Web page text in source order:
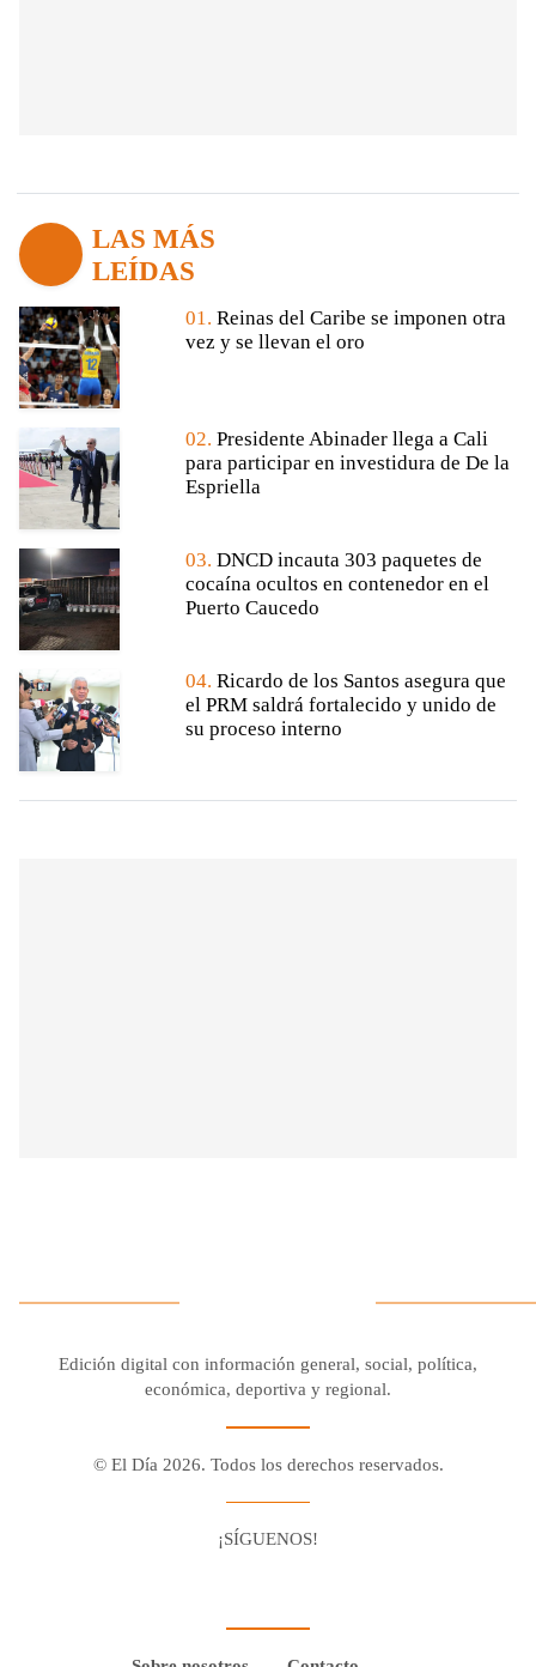
LAS MÁS
LEÍDAS
01. Reinas del Caribe se imponen otra
vez y se llevan el oro
02. Presidente Abinader llega a Cali
para participar en investidura de De la
Espriella
03. DNCD incauta 303 paquetes de
cocaína ocultos en contenedor en el
Puerto Caucedo
04. Ricardo de los Santos asegura que
el PRM saldrá fortalecido y unido de
su proceso interno
Edición digital con información general, social, política,
económica, deportiva y regional.
© El Día 2026. Todos los derechos reservados.
¡SÍGUENOS!